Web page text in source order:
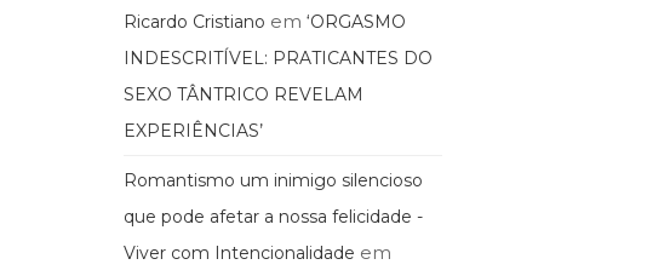
Ricardo Cristiano em ‘ORGASMO
INDESCRITÍVEL: PRATICANTES DO
SEXO TÂNTRICO REVELAM
EXPERIÊNCIAS’
Romantismo um inimigo silencioso
que pode afetar a nossa felicidade -
Viver com Intencionalidade em